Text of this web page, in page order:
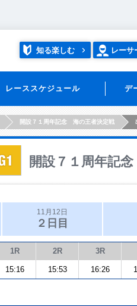
知る楽しむ レーサ
レーススケジュール デ
開設７１周年記念 海の王者決定戦
開設７１周年記
11月12日
２日目
1R 2R 3R
15:16 15:53 16:26